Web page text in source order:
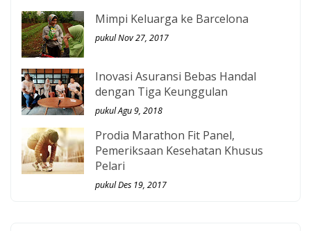
Mimpi Keluarga ke Barcelona
pukul Nov 27, 2017
Inovasi Asuransi Bebas Handal
dengan Tiga Keunggulan
pukul Agu 9, 2018
Prodia Marathon Fit Panel,
Pemeriksaan Kesehatan Khusus
Pelari
pukul Des 19, 2017